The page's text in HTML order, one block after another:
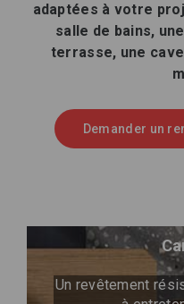
adaptées à votre
salle de bains,
terrasse, une
Demander un
Un revêtement